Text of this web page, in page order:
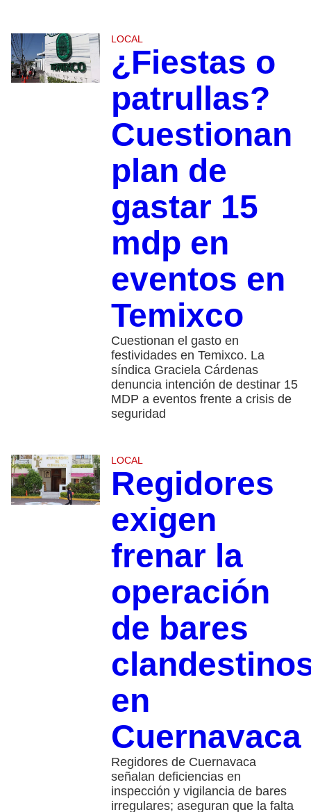
LOCAL
¿Fiestas o
patrullas?
Cuestionan
plan de
gastar 15
mdp en
eventos en
Temixco
Cuestionan el gasto en
festividades en Temixco. La
síndica Graciela Cárdenas
denuncia intención de destinar 15
MDP a eventos frente a crisis de
seguridad
LOCAL
Regidores
exigen
frenar la
operación
de bares
en
Cuernavaca
Regidores de Cuernavaca
señalan deficiencias en
inspección y vigilancia de bares
irregulares; aseguran que la falta